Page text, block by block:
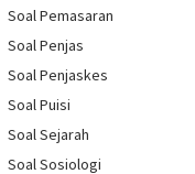
Soal Pemasaran
Soal Penjas
Soal Penjaskes
Soal Puisi
Soal Sejarah
Soal Sosiologi